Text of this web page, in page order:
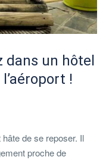
dans un hôtel
!
de se reposer. Il
proche de